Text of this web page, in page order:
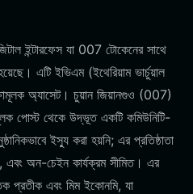
ইন্টারফেস যা 007 টোকেনের সাথে
এটি ইভিএম (ইথেরিয়াম ভার্চুয়াল
অ্যাসেট। চুয়ান জিয়ানগুও (007)
পোস্ট থেকে উদ্ভূত একটি কমিউনিটি-
ইস্যু করা হয়নি; এর প্রতিষ্ঠাতা
এবং অন-চেইন কার্যক্রম সীমিত। এর
প্রতীক এবং মিম ইকোনমি, যা